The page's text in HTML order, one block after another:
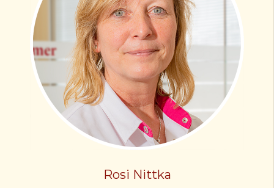
Rosi Nittka